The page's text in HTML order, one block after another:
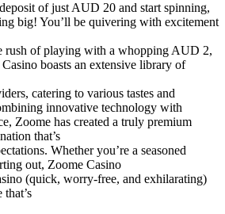
of just AUD 20 and start spinning,
big! You’ll be quivering with excitement
rush of playing with a whopping AUD 2,
boasts an extensive library of
catering to various tastes and
innovative technology with
Zoome has created a truly premium
that’s
Whether you’re a seasoned
out, Zoome Casino
(quick, worry-free, and exhilarating)